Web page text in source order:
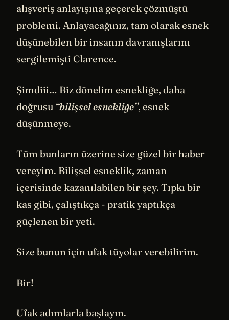
alışveriş anlayışına geçerek çözmüştü
problemi. Anlayacağınız, tam olarak esnek
düşünebilen bir insanın davranışlarını
sergilemişti Clarence.
Şimdiii… Biz dönelim esnekliğe, daha
doğrusu “bilişsel esnekliğe”, esnek
düşünmeye.
Tüm bunların üzerine size güzel bir haber
vereyim. Bilişsel esneklik, zaman
içerisinde kazanılabilen bir şey. Tıpkı bir
kas gibi, çalıştıkça - pratik yaptıkça
güçlenen bir yeti.
Size bunun için ufak tüyolar verebilirim.
Bir!
Ufak adımlarla başlayın.